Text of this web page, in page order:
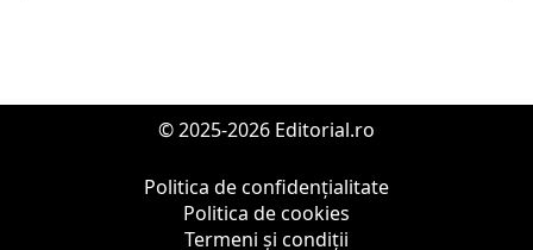
© 2025-2026 Editorial.ro
Politica de confidențialitate
Politica de cookies
Termeni și condiții